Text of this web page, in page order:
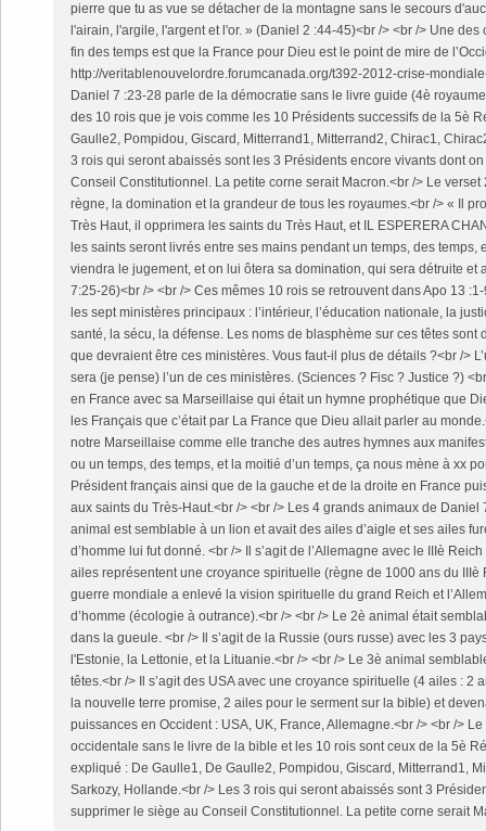
pierre que tu as vue se détacher de la montagne sans le secours
l'airain, l'argile, l'argent et l'or. » (Daniel 2 :44-45)<br /> <br /> Une
fin des temps est que la France pour Dieu est le point de mire de
http://veritablenouvelordre.forumcanada.org/t392-2012-crise-
Daniel 7 :23-28 parle de la démocratie sans le livre guide (4è
des 10 rois que je vois comme les 10 Présidents successifs de la 5è
Gaulle2, Pompidou, Giscard, Mitterrand1, Mitterrand2, Chirac1,
3 rois qui seront abaissés sont les 3 Présidents encore vivants dont
Conseil Constitutionnel. La petite corne serait Macron.<br /> Le
règne, la domination et la grandeur de tous les royaumes.<br /> « Il
Très Haut, il opprimera les saints du Très Haut, et IL ESPERERA
les saints seront livrés entre ses mains pendant un temps, des temps,
viendra le jugement, et on lui ôtera sa domination, qui sera détruite et
7:25-26)<br /> <br /> Ces mêmes 10 rois se retrouvent dans Apo 13
les sept ministères principaux : l’intérieur, l’éducation nationale, la
santé, la sécu, la défense. Les noms de blasphème sur ces têtes sont
que devraient être ces ministères. Vous faut-il plus de détails ?<br />
sera (je pense) l’un de ces ministères. (Sciences ? Fisc ? Justice ?)
en France avec sa Marseillaise qui était un hymne prophétique que
les Français que c’était par La France que Dieu allait parler au
notre Marseillaise comme elle tranche des autres hymnes aux
ou un temps, des temps, et la moitié d’un temps, ça nous mène à xx
Président français ainsi que de la gauche et de la droite en France
aux saints du Très-Haut.<br /> <br /> Les 4 grands animaux de Daniel
animal est semblable à un lion et avait des ailes d’aigle et ses ailes
d’homme lui fut donné. <br /> Il s’agit de l’Allemagne avec le IIIè
ailes représentent une croyance spirituelle (règne de 1000 ans du IIIè
guerre mondiale a enlevé la vision spirituelle du grand Reich et
d’homme (écologie à outrance).<br /> <br /> Le 2è animal était
dans la gueule. <br /> Il s’agit de la Russie (ours russe) avec les 3
l'Estonie, la Lettonie, et la Lituanie.<br /> <br /> Le 3è animal
têtes.<br /> Il s’agit des USA avec une croyance spirituelle (4 ailes : 2
la nouvelle terre promise, 2 ailes pour le serment sur la bible) et
puissances en Occident : USA, UK, France, Allemagne.<br /> <br />
occidentale sans le livre de la bible et les 10 rois sont ceux de la 5è
expliqué : De Gaulle1, De Gaulle2, Pompidou, Giscard, Mitterrand1,
Sarkozy, Hollande.<br /> Les 3 rois qui seront abaissés sont 3
supprimer le siège au Conseil Constitutionnel. La petite corne serait